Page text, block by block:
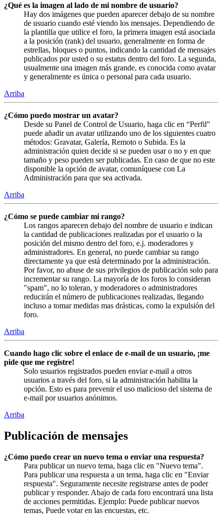
¿Qué es la imagen al lado de mi nombre de usuario?
Hay dos imágenes que pueden aparecer debajo de su nombre
de usuario cuando esté viendo los mensajes. Dependiendo de
la plantilla que utilice el foro, la primera imagen está asociada
a la posición (rank) del usuario, generalmente en forma de
estrellas, bloques o puntos, indicando la cantidad de mensajes
publicados por usted o su estatus dentro del foro. La segunda,
usualmente una imagen más grande, es conocida como avatar
y generalmente es única o personal para cada usuario.
Arriba
¿Cómo puedo mostrar un avatar?
Desde su Panel de Control de Usuario, haga clic en “Perfil”
puede añadir un avatar utilizando uno de los siguientes cuatro
métodos: Gravatar, Galería, Remoto o Subida. Es la
administración quien decide si se pueden usar o no y en que
tamaño y peso pueden ser publicadas. En caso de que no este
disponible la opción de avatar, comuníquese con La
Administración para que sea activada.
Arriba
¿Cómo se puede cambiar mi rango?
Los rangos aparecen debajo del nombre de usuario e indican
la cantidad de publicaciones realizadas por el usuario o la
posición del mismo dentro del foro, e.j. moderadores y
administradores. En general, no puede cambiar su rango
directamente ya que está determinado por la administración.
Por favor, no abuse de sus privilegios de publicación solo para
incrementar su rango. La mayoría de los foros lo consideran
"spam", no lo toleran, y moderadores o administradores
reducirán el número de publicaciones realizadas, llegando
incluso a tomar medidas mas drásticas, como la expulsión del
foro.
Arriba
Cuando hago clic sobre el enlace de e-mail de un usuario, ¡me
pide que me registre!
Solo usuarios registrados pueden enviar e-mail a otros
usuarios a través del foro, si la administración habilita la
opción. Esto es para prevenir el uso malicioso del sistema de
e-mail por usuarios anónimos.
Arriba
Publicación de mensajes
¿Cómo puedo crear un nuevo tema o enviar una respuesta?
Para publicar un nuevo tema, haga clic en "Nuevo tema".
Para publicar una respuesta a un tema, haga clic en "Enviar
respuesta". Seguramente necesite registrarse antes de poder
publicar y responder. Abajo de cada foro encontrará una lista
de acciones permitidas. Ejemplo: Puede publicar nuevos
temas, Puede votar en las encuestas, etc.